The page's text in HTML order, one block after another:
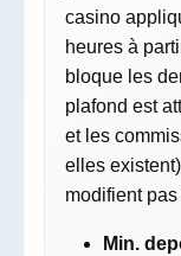
casino
heures à
bloque les
plafond est
et les
elles
modifient
Min.